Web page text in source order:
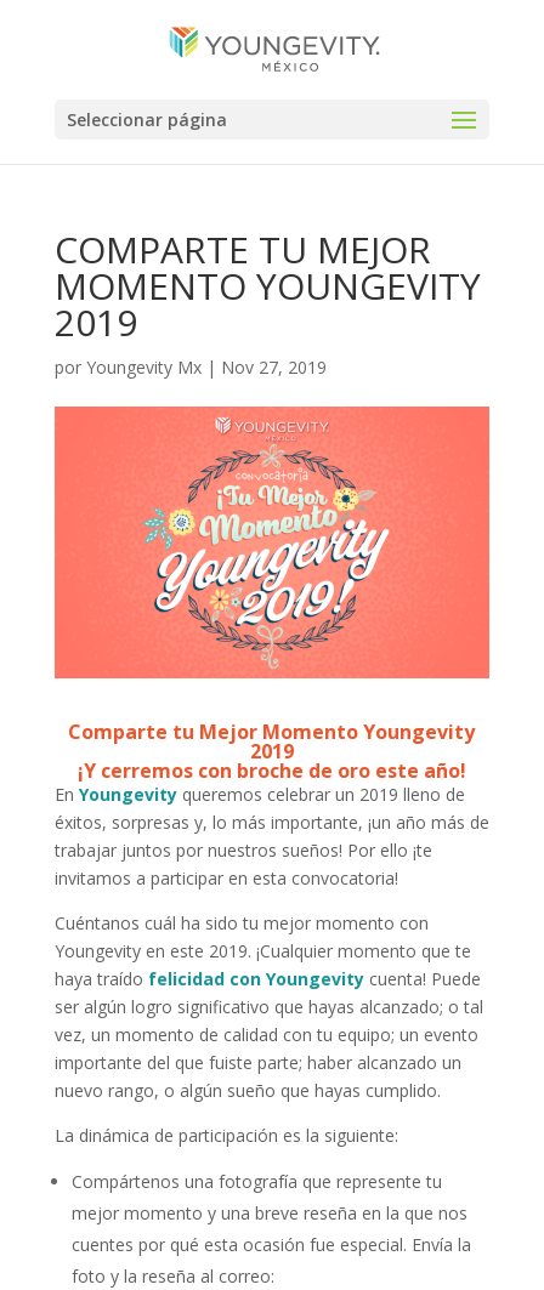
Seleccionar página
COMPARTE TU MEJOR
MOMENTO YOUNGEVITY
2019
por Youngevity Mx| Nov 27, 2019
Comparte tu Mejor Momento Youngevity
2019
¡Y cerremos con broche de oro este año!
En Youngevityqueremos celebrar un 2019 lleno de
éxitos, sorpresas y, lo más importante, ¡un año más de
trabajar juntos por nuestros sueños! Por ello ¡te
invitamos a participar en esta convocatoria!
Cuéntanos cuál ha sido tu mejor momento con
Youngevity en este 2019. ¡Cualquier momento que te
haya traído felicidad con Youngevitycuenta! Puede
ser algún logro significativo que hayas alcanzado; o tal
vez, un momento de calidad con tu equipo; un evento
importante del que fuiste parte; haber alcanzado un
nuevo rango, o algún sueño que hayas cumplido.
La dinámica de participación es la siguiente:
Compártenos una fotografía que represente tu
mejor momento y una breve reseña en la que nos
cuentes por qué esta ocasión fue especial. Envía la
foto y la reseña al correo: